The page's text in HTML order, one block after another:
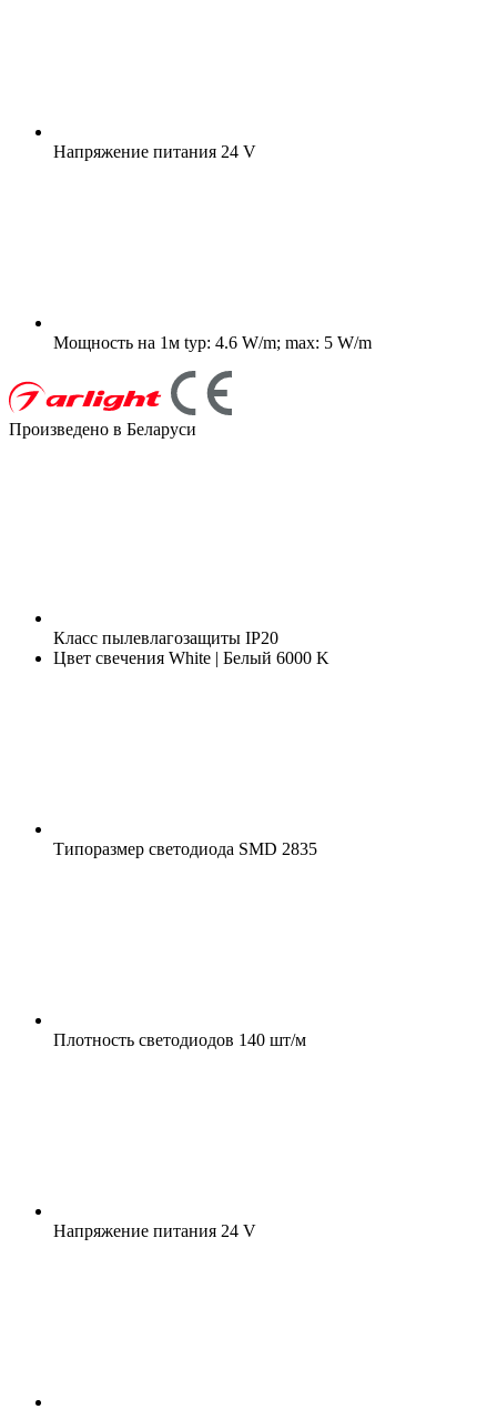
Напряжение питания 24 V
Мощность на 1м typ: 4.6 W/m; max: 5 W/m
Произведено в Беларуси
Класс пылевлагозащиты IP20
Цвет свечения White | Белый 6000 K
Типоразмер светодиода SMD 2835
Плотность светодиодов 140 шт/м
Напряжение питания 24 V